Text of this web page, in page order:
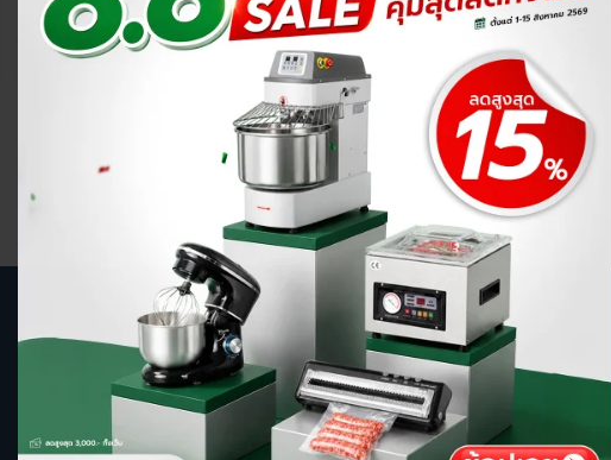
หมวดหมู่สินค้า
เครื่องซีลสูญญากาศ
นโยบาย
วิธีรับ SGE Coins